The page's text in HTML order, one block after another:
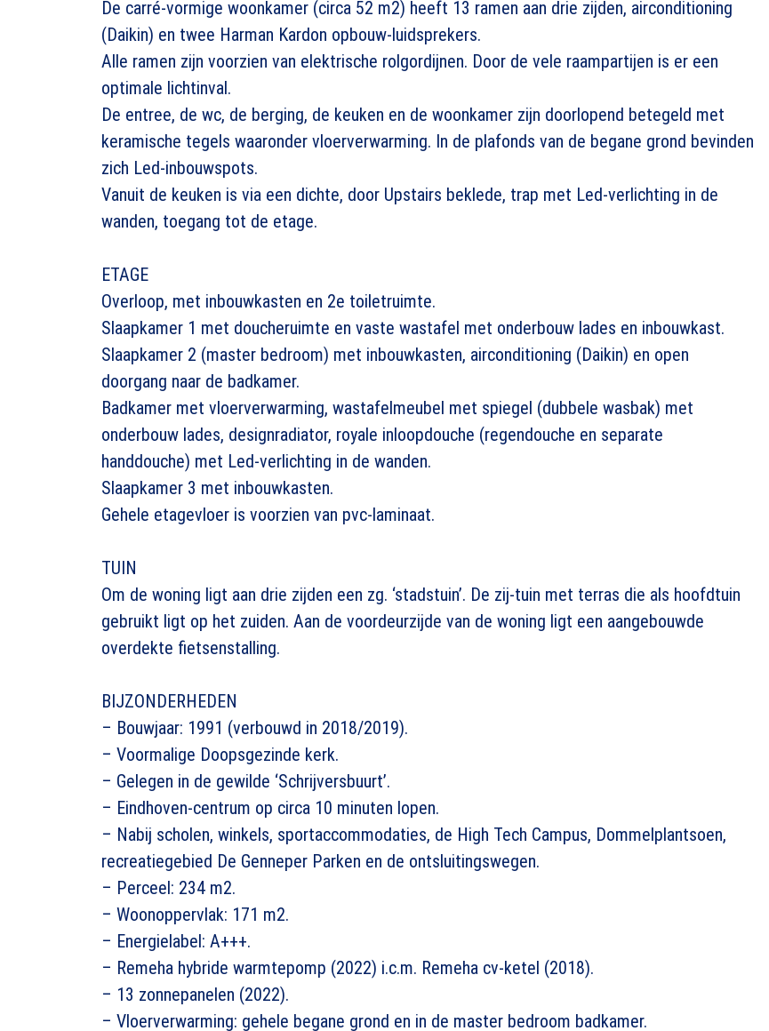
De carré-vormige woonkamer (circa 52 m2) heeft 13 ramen aan drie zijden, airconditioning
(Daikin) en twee Harman Kardon opbouw-luidsprekers.
Alle ramen zijn voorzien van elektrische rolgordijnen. Door de vele raampartijen is er een
optimale lichtinval.
De entree, de wc, de berging, de keuken en de woonkamer zijn doorlopend betegeld met
keramische tegels waaronder vloerverwarming. In de plafonds van de begane grond bevinden
zich Led-inbouwspots.
Vanuit de keuken is via een dichte, door Upstairs beklede, trap met Led-verlichting in de
wanden, toegang tot de etage.
ETAGE
Overloop, met inbouwkasten en 2e toiletruimte.
Slaapkamer 1 met doucheruimte en vaste wastafel met onderbouw lades en inbouwkast.
Slaapkamer 2 (master bedroom) met inbouwkasten, airconditioning (Daikin) en open
doorgang naar de badkamer.
Badkamer met vloerverwarming, wastafelmeubel met spiegel (dubbele wasbak) met
onderbouw lades, designradiator, royale inloopdouche (regendouche en separate
handdouche) met Led-verlichting in de wanden.
Slaapkamer 3 met inbouwkasten.
Gehele etagevloer is voorzien van pvc-laminaat.
TUIN
Om de woning ligt aan drie zijden een zg. ‘stadstuin’. De zij-tuin met terras die als hoofdtuin
gebruikt ligt op het zuiden. Aan de voordeurzijde van de woning ligt een aangebouwde
overdekte fietsenstalling.
BIJZONDERHEDEN
– Bouwjaar: 1991 (verbouwd in 2018/2019).
– Voormalige Doopsgezinde kerk.
– Gelegen in de gewilde ‘Schrijversbuurt’.
– Eindhoven-centrum op circa 10 minuten lopen.
– Nabij scholen, winkels, sportaccommodaties, de High Tech Campus, Dommelplantsoen,
recreatiegebied De Genneper Parken en de ontsluitingswegen.
– Perceel: 234 m2.
– Woonoppervlak: 171 m2.
– Energielabel: A+++.
– Remeha hybride warmtepomp (2022) i.c.m. Remeha cv-ketel (2018).
– 13 zonnepanelen (2022).
– Vloerverwarming: gehele begane grond en in de master bedroom badkamer.